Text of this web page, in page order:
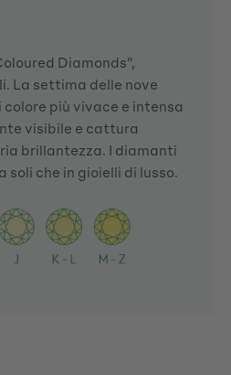
Diamonds”,
La settima delle nove
più vivace e intensa
visibile e cattura
brillantezza. I diamanti
che in gioielli di lusso.